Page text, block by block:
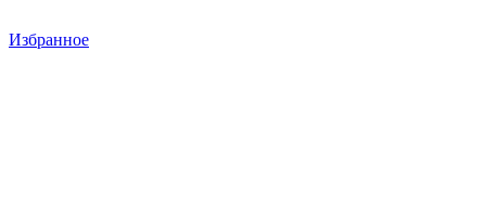
Избранное